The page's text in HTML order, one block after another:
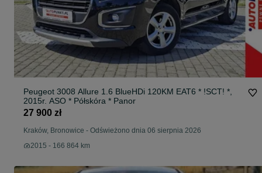
Peugeot 3008 Allure 1.6 BlueHDi 120KM EAT6 * !SCT! *,
2015r. ASO * Półskóra * Panor
27 900 zł
Kraków, Bronowice - Odświeżono dnia 06 sierpnia 2026
2015 - 166 864 km